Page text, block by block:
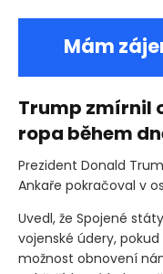
Mám
Trump zmírnil
ropa během
Prezident Donald
Ankaře pokračoval v
Uvedl, že Spojené
vojenské údery,
možnost obnovení